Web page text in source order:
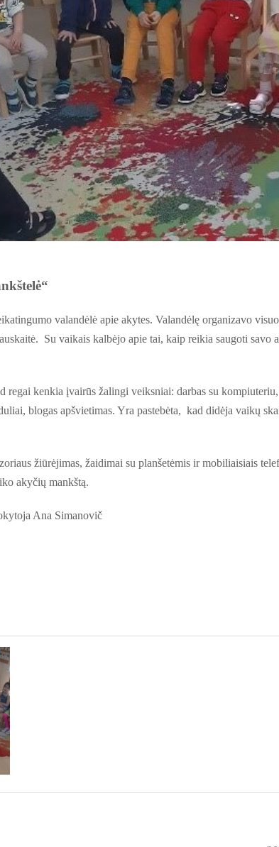
valandėlė apie akytes. Valandėlę organizavo
Su vaikais kalbėjo apie tai, kaip reikia saugoti savo
regai kenkia įvairūs žalingi veiksniai: darbas su
blogas apšvietimas. Yra pastebėta, kad didėja vaikų
žiūrėjimas, žaidimai su planšetėmis ir mobiliaisiais
akyčių mankštą.
Ana Simanovič